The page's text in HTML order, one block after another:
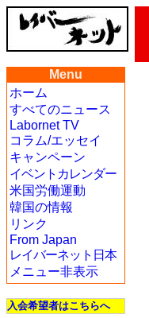
Menu
ホーム
すべてのニュース
Labornet TV
コラム/エッセイ
キャンペーン
イベントカレンダー
米国労働運動
韓国の情報
リンク
From Japan
レイバーネット日本
メニュー非表示
入会希望者はこちらへ